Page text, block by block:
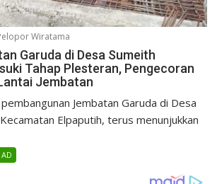
Wiratama
Garuda di Desa Sumeith
Tahap Plesteran, Pengecoran
Jembatan
Jembatan Garuda di Desa
Elpaputih, terus menunjukkan